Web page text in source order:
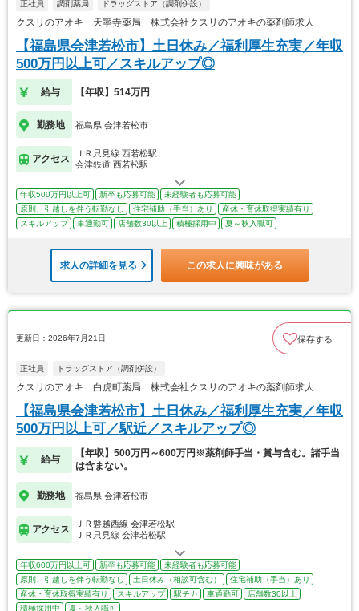
正社員 調剤薬局 ドラッグストア（調剤併設）
クスリのアオキ 天寧寺薬局 株式会社クスリのアオキの薬剤師求人
【福島県会津若松市】土日休み／福利厚生充実／年収
500万円以上可／スキルアップ◎
給与 【年収】514万円
勤務地 福島県 会津若松市
アクセス
ＪＲ只見線 西若松駅
会津鉄道 西若松駅
年収500万円以上可 新卒も応募可能
未経験者も応募可能
原則、引越しを伴う転勤なし
住宅補助（手当）あり
産休・育休取得実績有り
スキルアップ
車通勤可 店舗数30以上 積極採用中 夏～秋入職可
求人の詳細を見る この求人に興味がある
更新日：2026年7月21日 保存する
正社員 ドラッグストア（調剤併設）
クスリのアオキ 白虎町薬局 株式会社クスリのアオキの薬剤師求人
【福島県会津若松市】土日休み／福利厚生充実／年収
500万円以上可／駅近／スキルアップ◎
給与
【年収】500万円～600万円※薬剤師手当・賞与含む。諸手当
は含まない。
勤務地 福島県 会津若松市
アクセス
ＪＲ磐越西線 会津若松駅
ＪＲ只見線 会津若松駅
年収600万円以上可 新卒も応募可能
未経験者も応募可能
原則、引越しを伴う転勤なし
土日休み（相談可含む）
住宅補助（手当）あり
産休・育休取得実績有り
スキルアップ 駅チカ 車通勤可
店舗数30以上
積極採用中
夏～秋入職可